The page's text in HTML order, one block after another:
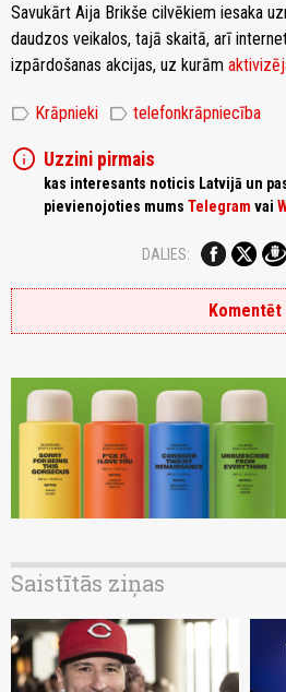
Savukārt Aija Brikše cilvēkiem iesaka
daudzos veikalos, tajā skaitā, arī
izpārdošanas akcijas, uz kurām
label Krāpnieki label telefonkrāpniecība
info Uzzini pirmais
kas interesants noticis Latvijā un
pievienojoties mums Telegram vai
DALIES:
Komentēt
Saistītās ziņas